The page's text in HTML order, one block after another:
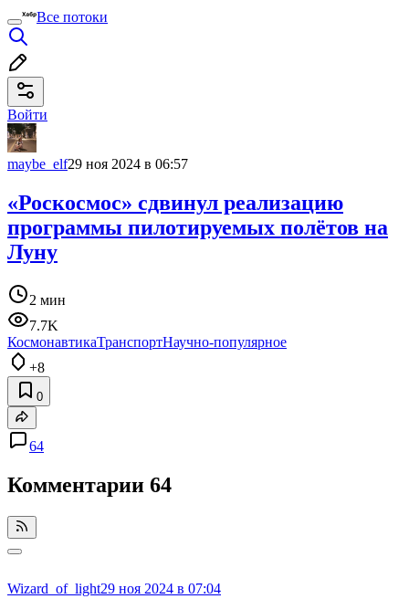
Все потоки
Войти
maybe_elf29 ноя 2024 в 06:57
«Роскосмос» сдвинул реализацию
программы пилотируемых полётов на
Луну
2 мин
7.7K
КосмонавтикаТранспортНаучно-популярное
+8
0
64
Комментарии 64
Wizard_of_light29 ноя 2024 в 07:04